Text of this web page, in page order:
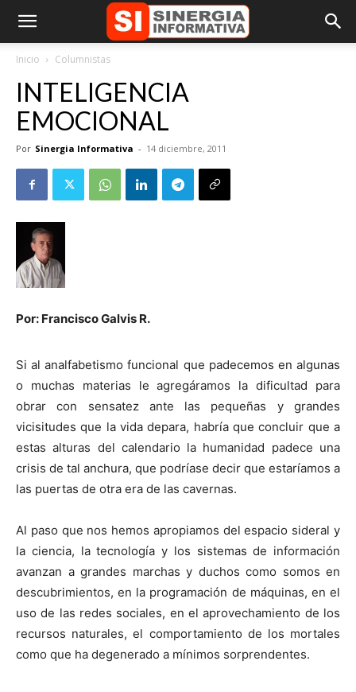
Inicio Columnistas
INTELIGENCIA
EMOCIONAL
Por Sinergia Informativa - 14 diciembre, 2011
Por: Francisco Galvis R.
Si al analfabetismo funcional que padecemos en algunas
o muchas materias le agregáramos la dificultad para
obrar con sensatez ante las pequeñas y grandes
vicisitudes que la vida depara, habría que concluir que a
estas alturas del calendario la humanidad padece una
crisis de tal anchura, que podríase decir que estaríamos a
las puertas de otra era de las cavernas.
Al paso que nos hemos apropiamos del espacio sideral y
la ciencia, la tecnología y los sistemas de información
avanzan a grandes marchas y duchos como somos en
descubrimientos, en la programación de máquinas, en el
uso de las redes sociales, en el aprovechamiento de los
recursos naturales, el comportamiento de los mortales
como que ha degenerado a mínimos sorprendentes.